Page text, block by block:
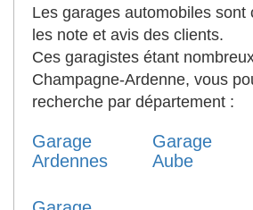
Les garages automobiles sont
les note et avis des clients.
Ces garagistes étant
Champagne-Ardenne, vous
recherche par département :
Garage
Ardennes
Garage
Aube